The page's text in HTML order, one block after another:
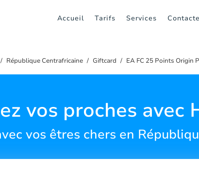
Accueil Tarifs Services
République Centrafricaine Giftcard EA FC 25 Points Origin
vos proches avec
vos êtres chers en